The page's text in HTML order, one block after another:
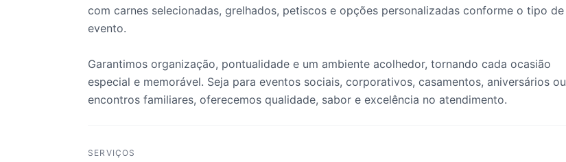
com carnes selecionadas, grelhados, petiscos e opções personalizadas conforme o tipo de
evento.
Garantimos organização, pontualidade e um ambiente acolhedor, tornando cada ocasião
especial e memorável. Seja para eventos sociais, corporativos, casamentos, aniversários ou
encontros familiares, oferecemos qualidade, sabor e excelência no atendimento.
SERVIÇOS